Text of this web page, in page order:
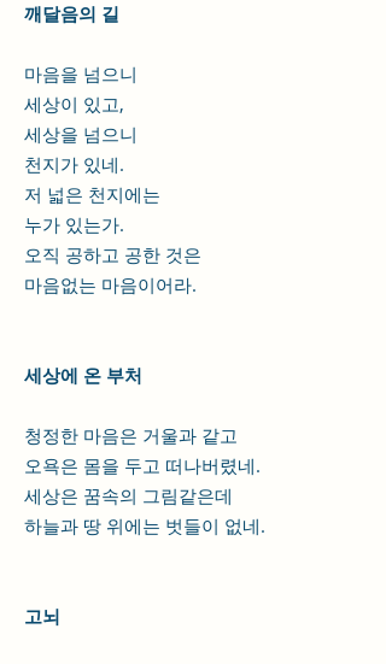
깨달음의 길
마음을 넘으니
세상이 있고,
세상을 넘으니
천지가 있네.
저 넓은 천지에는
누가 있는가.
오직 공하고 공한 것은
마음없는 마음이어라.
세상에 온 부처
청정한 마음은 거울과 같고
오욕은 몸을 두고 떠나버렸네.
세상은 꿈속의 그림같은데
하늘과 땅 위에는 벗들이 없네.
고뇌